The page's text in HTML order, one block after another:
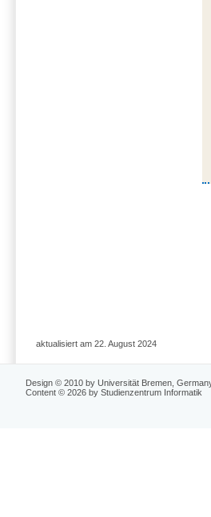
aktualisiert am 22. August 2024
Design © 2010 by Universität Bremen,
Content © 2026 by Studienzentrum Informatik